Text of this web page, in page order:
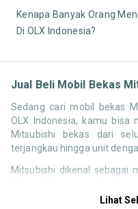
Kenapa Banyak Orang
Di OLX Indonesia?
Jual Beli Mobil Bekas
Sedang cari mobil bekas
OLX Indonesia, kamu bisa
Mitsubishi bekas dari
terjangkau hingga unit
Mitsubishi dikenal sebagai
SUV dan kendaraanLihat